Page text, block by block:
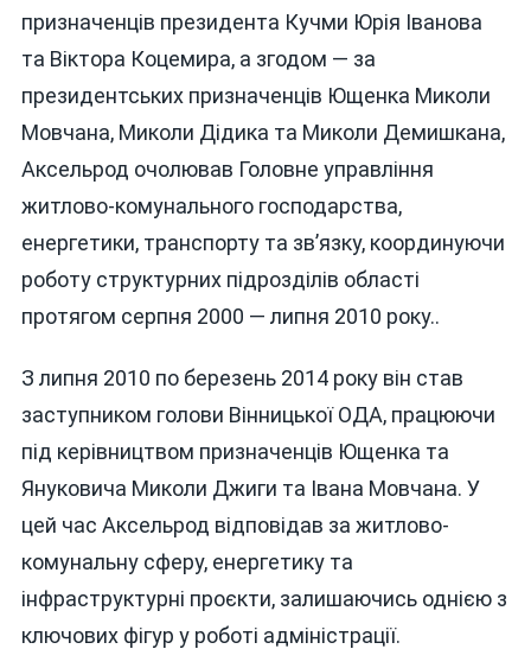
призначенців президента Кучми Юрія Іванова
та Віктора Коцемира, а згодом — за
президентських призначенців Ющенка Миколи
Мовчана, Миколи Дідика та Миколи Демишкана,
Аксельрод очолював Головне управління
житлово-комунального господарства,
енергетики, транспорту та зв’язку, координуючи
роботу структурних підрозділів області
протягом серпня 2000 — липня 2010 року..
З липня 2010 по березень 2014 року він став
заступником голови Вінницької ОДА, працюючи
під керівництвом призначенців Ющенка та
Януковича Миколи Джиги та Івана Мовчана. У
цей час Аксельрод відповідав за житлово-
комунальну сферу, енергетику та
інфраструктурні проєкти, залишаючись однією з
ключових фігур у роботі адміністрації.